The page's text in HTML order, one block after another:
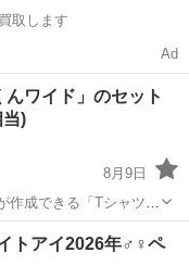
取します
Ad
ワイド」のセット
)
8月9日
作成できる「Tシャツく
トアイ2026年♂♀ペ